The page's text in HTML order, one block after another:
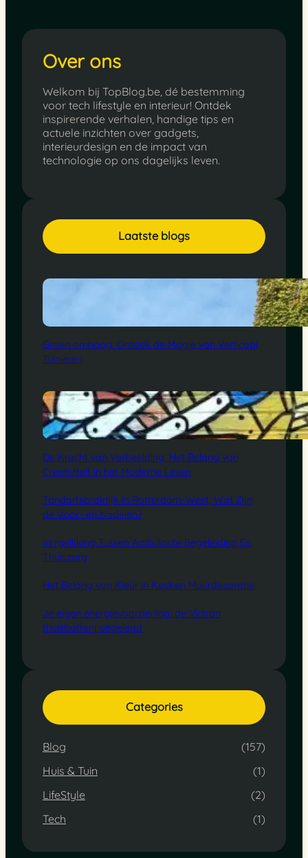
Over ons
Welkom bij TopBlog.be, dé bestemming
voor tech lifestyle en interieur! Ontdek
inspirerende verhalen, handige tips en
actuele inzichten over gadgets,
interieurdesign en de impact van
technologie op ons dagelijks leven.
Laatste blogs
Groen omhoog: Ontdek de Magie van Verticaal
Tuinieren
De Kracht van Verbeelding: Het Belang van
Creativiteit in het Moderne Leven
Tandartspraktijk in Rotterdam-West, Wat Zijn
de Voor- en Nadelen?
Vergelijking Tussen Ambulante Begeleiding En
Thuiszorg
Het Belang van Kleur in Keuken Muurdecoratie
Je eigen energievoorziening: de Victron
thuisbatterij uitgelegd
Categories
Blog
(157)
Huis & Tuin
(1)
LifeStyle
(2)
Tech
(1)